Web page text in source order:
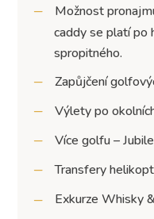
Možnost
caddy se platí
spropitného.
Zapůjčení
Výlety po
Více golfu –
Transfery
Exkurze Whisky